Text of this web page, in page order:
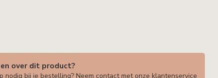
over dit product?
nodig bij je bestelling? Neem contact met onze klantenservice